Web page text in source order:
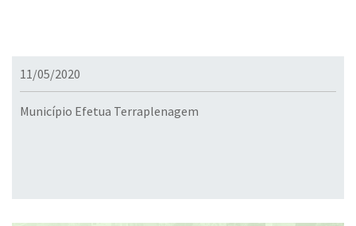
11/05/2020
Município Efetua Terraplenagem